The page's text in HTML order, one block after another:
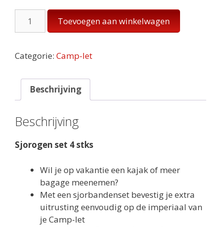
Sjorogen
stks
aantal
Toevoegen aan winkelwagen
Categorie: Camp-let
Beschrijving
Beschrijving
Sjorogen set 4 stks
Wil je op vakantie een kajak of meer
bagage meenemen?
Met een sjorbandenset bevestig je extra
uitrusting eenvoudig op de imperiaal van
je Camp-let